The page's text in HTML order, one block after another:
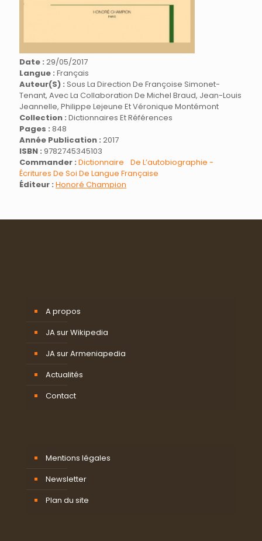
Date : 29/05/2017
Langue : Français
Auteur(s) : Sous La Direction De Françoise Simonet-
Tenant, Avec La Collaboration De Michel Braud, Jean-Louis
Jeannelle, Philippe Lejeune Et Véronique Montémont
Collection : Dictionnaires Et Références
Pages : 848
Année Publication : 2017
ISBN : 9782745345103
Commander : Dictionnaire De L’autobiographie -
Écritures De Soi De Langue Française
Éditeur : Honoré Champion
A propos
JA sur Wikipedia
JA sur Armeniapedia
Actualités
Contact
Mentions légales
Newsletter
Plan du site